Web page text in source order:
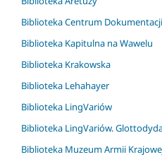
Biblioteka Centrum
Biblioteka Kapitulna na Wawelu
Biblioteka Krakowska
Biblioteka Lehahayer
Biblioteka LingVariów
Biblioteka LingVariów.
Biblioteka Muzeum Armii